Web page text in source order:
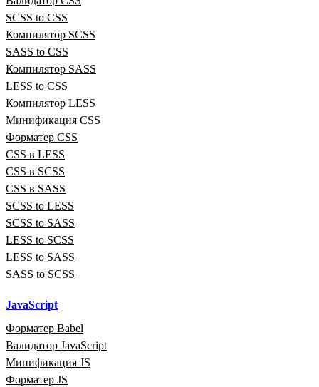
SCSS to CSS
Компилятор SCSS
SASS to CSS
Компилятор SASS
LESS to CSS
Компилятор LESS
Минификация CSS
Форматер CSS
CSS в LESS
CSS в SCSS
CSS в SASS
SCSS to LESS
SCSS to SASS
LESS to SCSS
LESS to SASS
SASS to SCSS
JavaScript
Форматер Babel
Валидатор JavaScript
Минификация JS
Форматер JS